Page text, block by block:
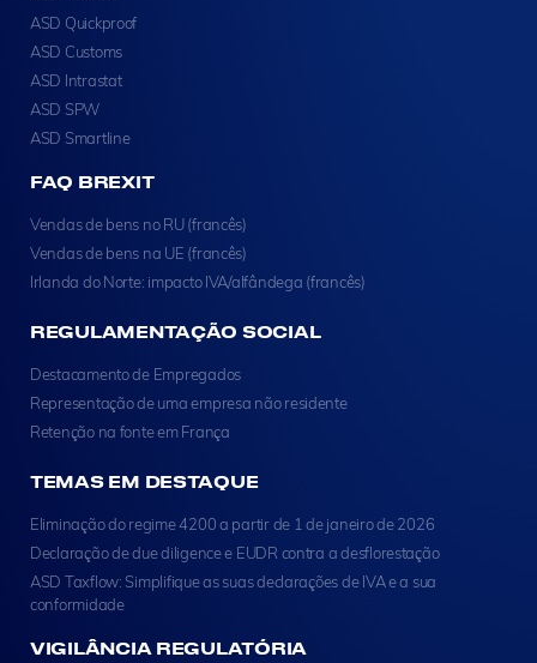
ASD Quickproof
ASD Customs
ASD Intrastat
ASD SPW
ASD Smartline
FAQ BREXIT
Vendas de bens no RU (francês)
Vendas de bens na UE (francês)
Irlanda do Norte: impacto IVA/alfândega (francês)
REGULAMENTAÇÃO SOCIAL
Destacamento de Empregados
Representação de uma empresa não residente
Retenção na fonte em França
TEMAS EM DESTAQUE
Eliminação do regime 4200 a partir de 1 de janeiro de 2026
Declaração de due diligence e EUDR contra a desflorestação
ASD Taxflow: Simplifique as suas declarações de IVA e a sua
conformidade
VIGILÂNCIA REGULATÓRIA